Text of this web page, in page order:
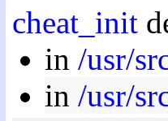
cheat_init
in /usr/
in /usr/